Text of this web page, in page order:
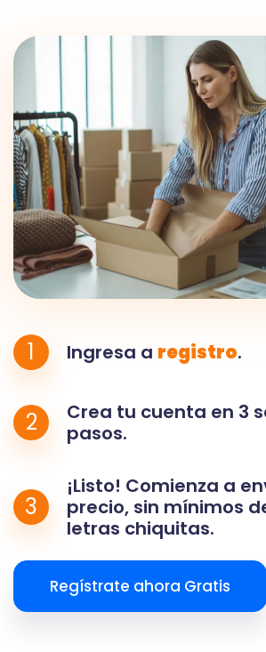
1 Ingresa a registro.
2
Crea tu cuenta en 3
pasos.
3
¡Listo! Comienza a
precio, sin mínimos
letras chiquitas.
Regístrate ahora Gratis